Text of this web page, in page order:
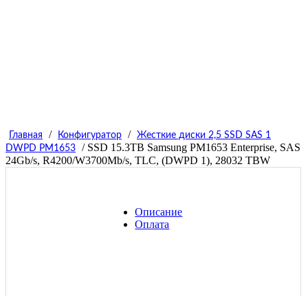
Главная / Конфигуратор /
Жесткие диски 2,5 SSD SAS 1
DWPD PM1653
/ SSD 15.3TB Samsung PM1653 Enterprise, SAS
24Gb/s, R4200/W3700Mb/s, TLC, (DWPD 1), 28032 TBW
Описание
Оплата